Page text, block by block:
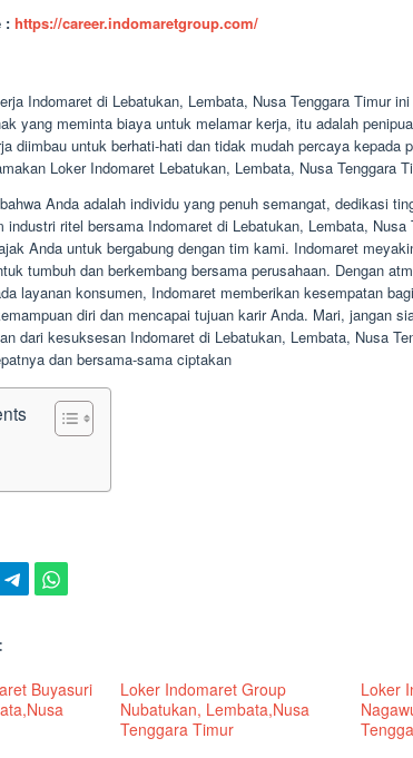
: https://career.indomaretgroup.com/
Indomaret di Lebatukan, Lembata, Nusa Tenggara Timur
yang meminta biaya untuk melamar kerja, itu adalah
diimbau untuk berhati-hati dan tidak mudah percaya kepada
Loker Indomaret Lebatukan, Lembata, Nusa Tenggara
Anda adalah individu yang penuh semangat, dedikasi
industri ritel bersama Indomaret di Lebatukan, Lembata, Nusa
Anda untuk bergabung dengan tim kami. Indomaret
tumbuh dan berkembang bersama perusahaan. Dengan
layanan konsumen, Indomaret memberikan kesempatan
diri dan mencapai tujuan karir Anda. Mari, jangan
dari kesuksesan Indomaret di Lebatukan, Lembata, Nusa
dan bersama-sama ciptakan
Buyasuri
Loker Indomaret Group
Nubatukan, Lembata,Nusa
Tenggara Timur
Loker